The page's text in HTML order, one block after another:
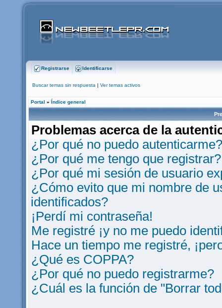
Registrarse Identificarse
Buscar temas sin respuesta | Ver temas activos
Portal » Índice general
Problemas acerca de la
¿Por qué no puedo autenticarme?
¿Por qué me tengo que registrar?
¿Por qué mi sesión de usuario
¿Cómo evito que mi nombre de
identificados?
¡Perdí mi contraseña!
Me registré ¡y no me puedo
Hace un tiempo me registré,
¿Qué es COPPA?
¿Por qué no puedo registrarme?
¿Cuál es la función de "Borrar